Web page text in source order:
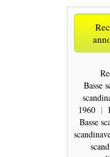
Basse
1960 |
Basse